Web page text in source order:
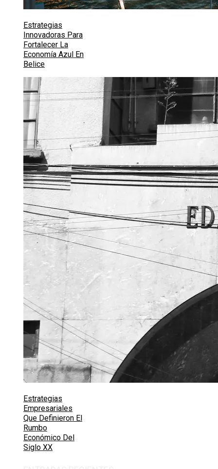
Estrategias
Innovadoras Para
Fortalecer La
Economía Azul En
Belice
Estrategias
Empresariales
Que Definieron El
Rumbo
Económico Del
Siglo XX